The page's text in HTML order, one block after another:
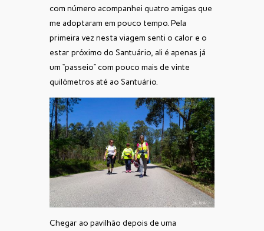
com número acompanhei quatro amigas que
me adoptaram em pouco tempo. Pela
primeira vez nesta viagem senti o calor e o
estar próximo do Santuário, ali é apenas já
um “passeio” com pouco mais de vinte
quilómetros até ao Santuário.
Chegar ao pavilhão depois de uma